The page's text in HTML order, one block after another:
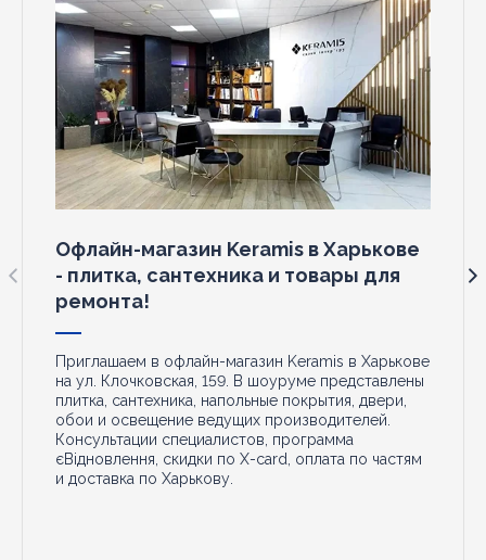
Офлайн-магазин Keramis в Харькове
- плитка, сантехника и товары для
ремонта!
Приглашаем в офлайн-магазин Keramis в Харькове
на ул. Клочковская, 159. В шоуруме представлены
плитка, сантехника, напольные покрытия, двери,
обои и освещение ведущих производителей.
Консультации специалистов, программа
єВідновлення, скидки по X-card, оплата по частям
и доставка по Харькову.